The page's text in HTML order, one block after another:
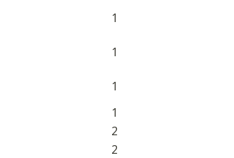
1
1
1
1
2
2